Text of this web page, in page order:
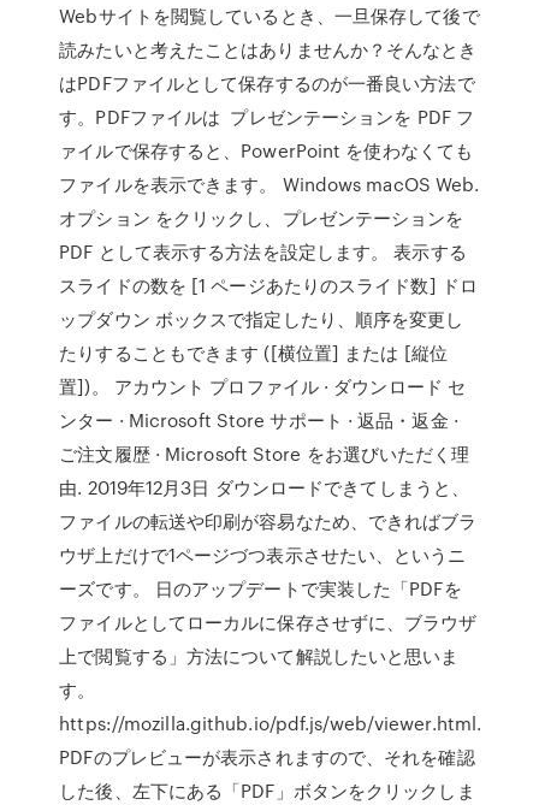
Webサイトを閲覧しているとき、一旦保存して後で
読みたいと考えたことはありませんか？そんなとき
はPDFファイルとして保存するのが一番良い方法で
す。PDFファイルは プレゼンテーションを PDF フ
ァイルで保存すると、PowerPoint を使わなくても
ファイルを表示できます。 Windows macOS Web.
オプション をクリックし、プレゼンテーションを
PDF として表示する方法を設定します。 表示する
スライドの数を [1 ページあたりのスライド数] ドロ
ップダウン ボックスで指定したり、順序を変更し
たりすることもできます ([横位置] または [縦位
置])。 アカウント プロファイル · ダウンロード セ
ンター · Microsoft Store サポート · 返品・返金 ·
ご注文履歴 · Microsoft Store をお選びいただく理
由. 2019年12月3日 ダウンロードできてしまうと、
ファイルの転送や印刷が容易なため、できればブラ
ウザ上だけで1ページづつ表示させたい、というニ
ーズです。 日のアップデートで実装した「PDFを
ファイルとしてローカルに保存させずに、ブラウザ
上で閲覧する」方法について解説したいと思いま
す。
https://mozilla.github.io/pdf.js/web/viewer.html.
PDFのプレビューが表示されますので、それを確認
した後、左下にある「PDF」ボタンをクリックしま